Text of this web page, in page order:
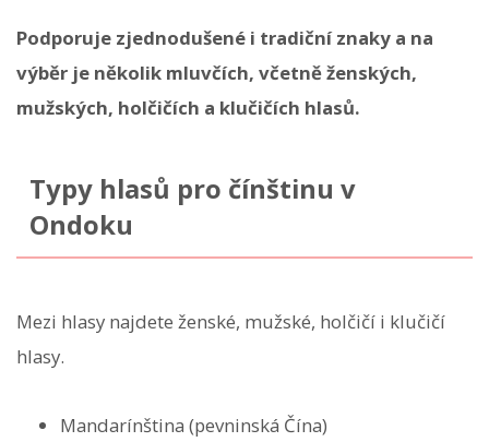
Podporuje zjednodušené i tradiční znaky a na
výběr je několik mluvčích, včetně ženských,
mužských, holčičích a klučičích hlasů.
Typy hlasů pro čínštinu v
Ondoku
Mezi hlasy najdete ženské, mužské, holčičí i klučičí
hlasy.
Mandarínština (pevninská Čína)